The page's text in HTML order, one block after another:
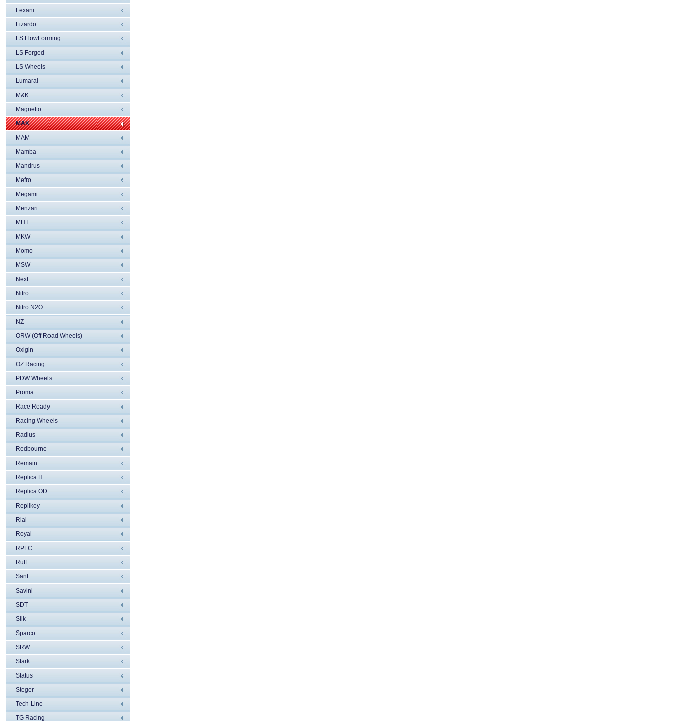
Lexani
Lizardo
LS FlowForming
LS Forged
LS Wheels
Lumarai
M&K
Magnetto
MAK
MAM
Mamba
Mandrus
Mefro
Megami
Menzari
MHT
MKW
Momo
MSW
Next
Nitro
Nitro N2O
NZ
ORW (Off Road Wheels)
Oxigin
OZ Racing
PDW Wheels
Proma
Race Ready
Racing Wheels
Radius
Redbourne
Remain
Replica H
Replica OD
Replikey
Rial
Royal
RPLC
Ruff
Sant
Savini
SDT
Slik
Sparco
SRW
Stark
Status
Steger
Tech-Line
TG Racing